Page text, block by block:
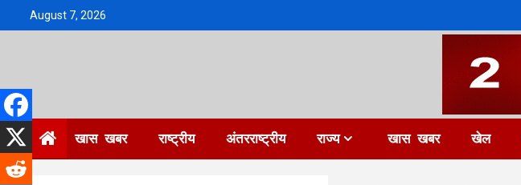
August 7, 2026
खास खबर राष्ट्रीय अंतरराष्ट्रीय राज्य खास खबर खेल